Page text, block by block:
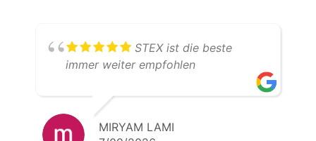
STEX ist die beste
immer weiter empfohlen
MIRYAM LAMI